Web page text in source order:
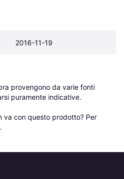
2016-11-19
provengono da varie fonti
puramente indicative.
va con questo prodotto? Per
.